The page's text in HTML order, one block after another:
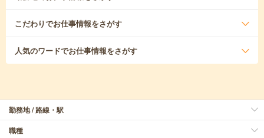
こだわりでお仕事情報をさがす
人気のワードでお仕事情報をさがす
勤務地 / 路線・駅
職種